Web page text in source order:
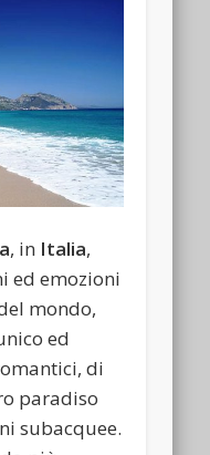
, in Italia,
ed emozioni
mondo,
ed
di
paradiso
subacquee.